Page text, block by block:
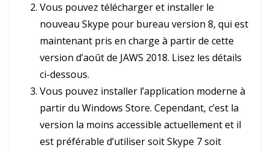
Vous pouvez télécharger et installer le
nouveau Skype pour bureau version 8, qui est
maintenant pris en charge à partir de cette
version d’août de JAWS 2018. Lisez les détails
ci-dessous.
Vous pouvez installer l’application moderne à
partir du Windows Store. Cependant, c’est la
version la moins accessible actuellement et il
est préférable d’utiliser soit Skype 7 soit